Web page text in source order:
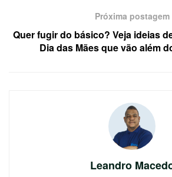
Próxima postagem
Quer fugir do básico? Veja ideias
Dia das Mães que vão além
Leandro